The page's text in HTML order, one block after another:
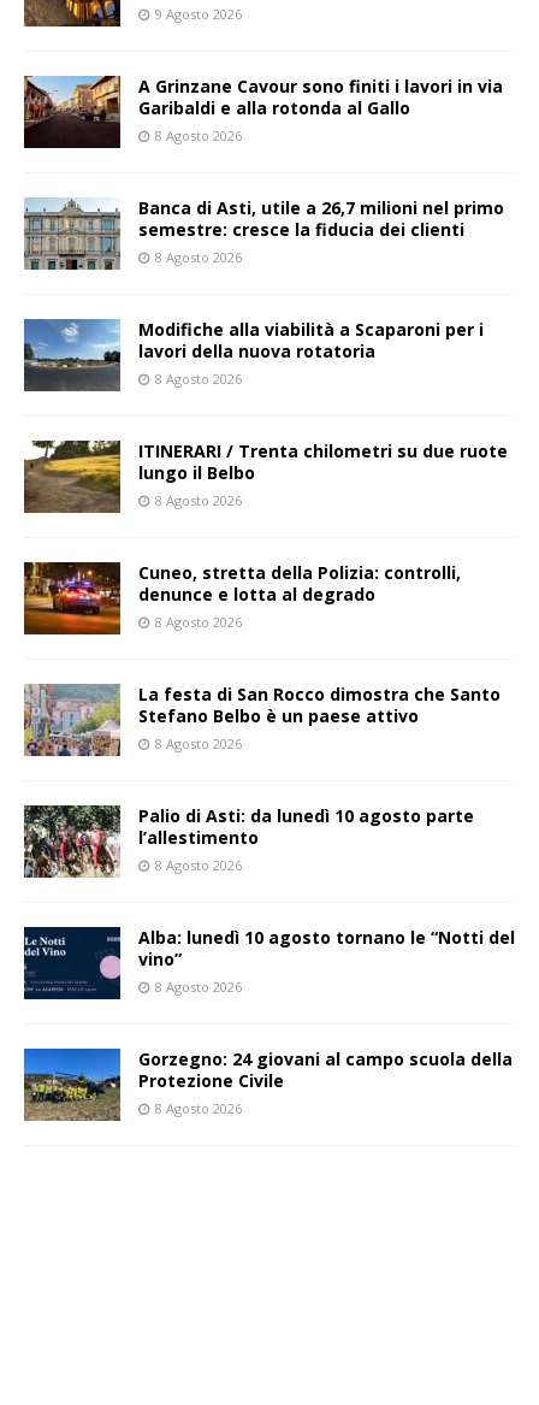
9 Agosto 2026
A Grinzane Cavour sono finiti i lavori in via
Garibaldi e alla rotonda al Gallo
8 Agosto 2026
Banca di Asti, utile a 26,7 milioni nel primo
semestre: cresce la fiducia dei clienti
8 Agosto 2026
Modifiche alla viabilità a Scaparoni per i
lavori della nuova rotatoria
8 Agosto 2026
ITINERARI / Trenta chilometri su due ruote
lungo il Belbo
8 Agosto 2026
Cuneo, stretta della Polizia: controlli,
denunce e lotta al degrado
8 Agosto 2026
La festa di San Rocco dimostra che Santo
Stefano Belbo è un paese attivo
8 Agosto 2026
Palio di Asti: da lunedì 10 agosto parte
l’allestimento
8 Agosto 2026
Alba: lunedì 10 agosto tornano le “Notti del
vino”
8 Agosto 2026
Gorzegno: 24 giovani al campo scuola della
Protezione Civile
8 Agosto 2026